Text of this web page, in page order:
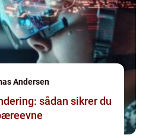
Andersen
sådan sikrer du